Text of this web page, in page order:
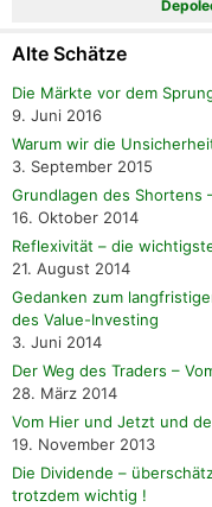
Alte Schätze
Die Märkte vor dem
9. Juni 2016
Warum wir die
3. September 2015
Grundlagen des Shortens
16. Oktober 2014
Reflexivität – die
21. August 2014
Gedanken zum
des Value-Investing
3. Juni 2014
Der Weg des Traders –
28. März 2014
Vom Hier und Jetzt und
19. November 2013
Die Dividende –
trotzdem wichtig !